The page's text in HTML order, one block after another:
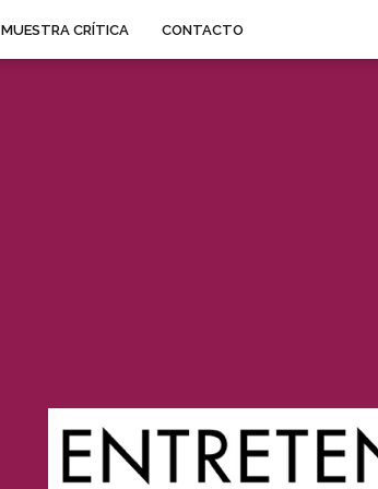
MUESTRA CRÍTICA CONTACTO